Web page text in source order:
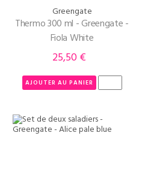
Greengate
Thermo 300 ml - Greengate -
Fiola White
Prix
25,50 €
AJOUTER AU PANIER